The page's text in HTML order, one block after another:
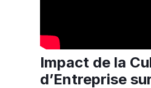
Impact de la
d’Entreprise